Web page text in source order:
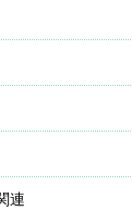
連